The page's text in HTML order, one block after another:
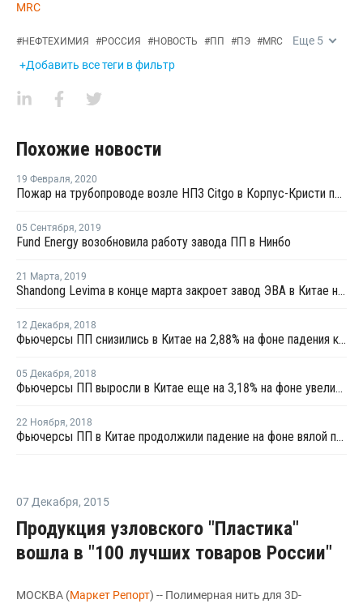
MRC
#НЕФТЕХИМИЯ #РОССИЯ #НОВОСТЬ #ПП #ПЭ #MRC Еще 5
+Добавить все теги в фильтр
Похожие новости
19 Февраля, 2020
Пожар на трубопроводе возле НПЗ Citgo в Корпус-Кристи потушен
05 Сентября, 2019
Fund Energy возобновила работу завода ПП в Нинбо
21 Марта, 2019
Shandong Levima в конце марта закроет завод ЭВА в Китае на ремонт
12 Декабря, 2018
Фьючерсы ПП снизились в Китае на 2,88% на фоне падения котировок метанола
05 Декабря, 2018
Фьючерсы ПП выросли в Китае еще на 3,18% на фоне увеличения котировок метанола
22 Ноября, 2018
Фьючерсы ПП в Китае продолжили падение на фоне вялой покупательской активности
07 Декабря, 2015
Продукция узловского "Пластика"
вошла в "100 лучших товаров России"
МОСКВА (Маркет Репорт) -- Полимерная нить для 3D-